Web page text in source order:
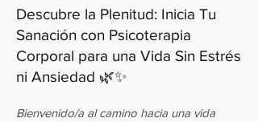
Descubre la Plenitud: Inicia Tu
Sanación con Psicoterapia
Corporal para una Vida Sin Estrés
ni Ansiedad 🌿✨
Bienvenido/a al camino hacia una vida